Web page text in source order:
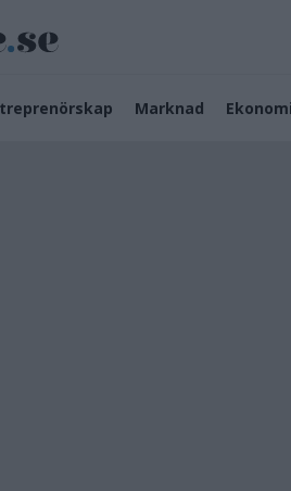
Marknad Ekonomi